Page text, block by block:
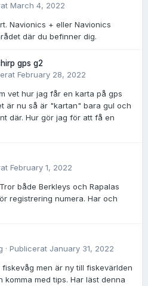
March 4, 2022
Navionics + eller Navionics
där du befinner dig.
gps g2
February 28, 2022
vet hur jag får en karta på gps
är nu så är "kartan" bara gul och
där. Hur gör jag för att få en
February 1, 2022
både Berkleys och Rapalas
registrering numera. Har och
· Publicerat January 31, 2022
men är ny till fiskevärlden
komma med tips. Har läst denna